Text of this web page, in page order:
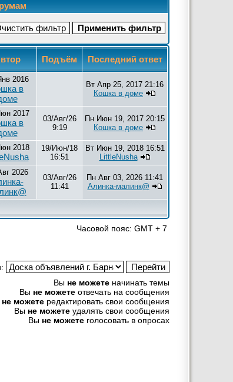
Подъём Последний ответ
2016
в
Вт Апр 25, 2017 21:16
Кошка в доме
2017
в
03/Авг/26
9:19
Пн Июн 19, 2017 20:15
Кошка в доме
2018
19/Июн/18
16:51
Вт Июн 19, 2018 16:51
LittleNusha
2026
03/Авг/26
11:41
Пн Авг 03, 2026 11:41
Алинка-малинк@
Часовой пояс: GMT + 7
Вы не можете начинать темы
Вы не можете отвечать на сообщения
не можете редактировать свои сообщения
Вы не можете удалять свои сообщения
Вы не можете голосовать в опросах